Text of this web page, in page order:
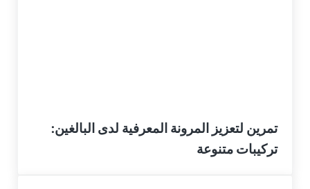
تمرين لتعزيز المرونة المعرفية لدى البالغين:
تركيبات متنوعة